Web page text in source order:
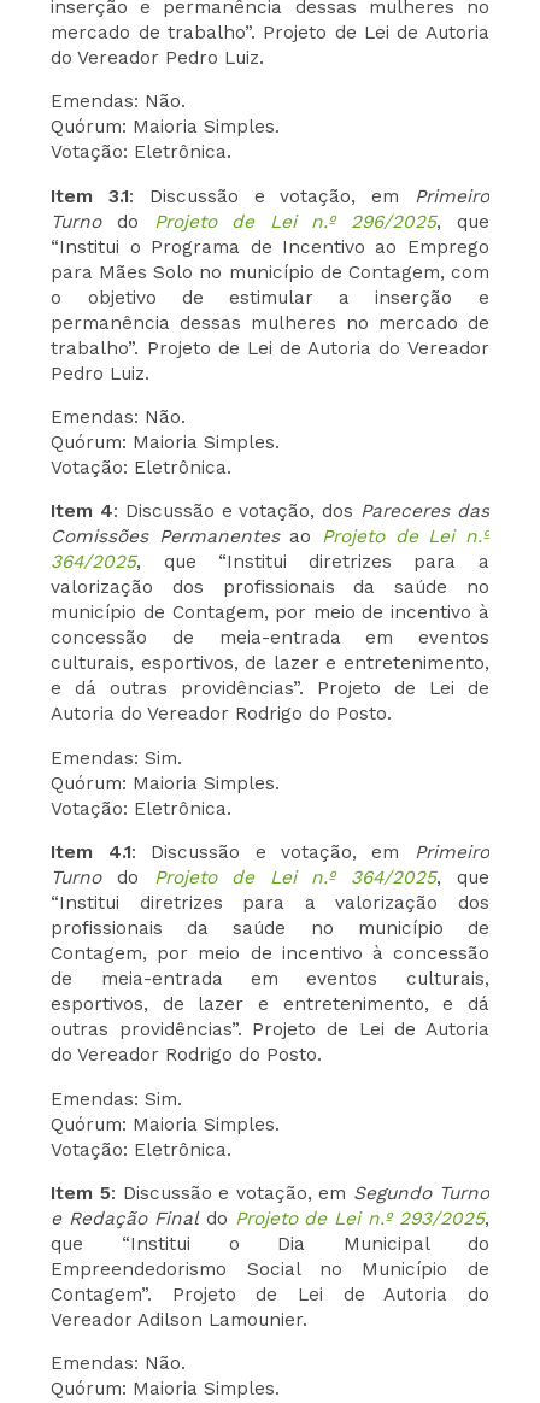
inserção e permanência dessas mulheres no
mercado de trabalho”. Projeto de Lei de Autoria
do Vereador Pedro Luiz.
Emendas: Não.
Quórum: Maioria Simples.
Votação: Eletrônica.
Item 3.1: Discussão e votação, em Primeiro
Turnodo Projeto de Lei n.º 296/2025, que
“Institui o Programa de Incentivo ao Emprego
para Mães Solo no município de Contagem, com
o objetivo de estimular a inserção e
permanência dessas mulheres no mercado de
trabalho”. Projeto de Lei de Autoria do Vereador
Pedro Luiz.
Emendas: Não.
Quórum: Maioria Simples.
Votação: Eletrônica.
Item 4: Discussão e votação, dos Pareceres das
Comissões Permanentes ao Projeto de Lei n.º
364/2025, que “Institui diretrizes para a
valorização dos profissionais da saúde no
município de Contagem, por meio de incentivo à
concessão de meia-entrada em eventos
culturais, esportivos, de lazer e entretenimento,
e dá outras providências”. Projeto de Lei de
Autoria do Vereador Rodrigo do Posto.
Emendas: Sim.
Quórum: Maioria Simples.
Votação: Eletrônica.
Item 4.1: Discussão e votação, em Primeiro
Turnodo Projeto de Lei n.º 364/2025, que
“Institui diretrizes para a valorização dos
profissionais da saúde no município de
Contagem, por meio de incentivo à concessão
de meia-entrada em eventos culturais,
esportivos, de lazer e entretenimento, e dá
outras providências”. Projeto de Lei de Autoria
do Vereador Rodrigo do Posto.
Emendas: Sim.
Quórum: Maioria Simples.
Votação: Eletrônica.
Item 5: Discussão e votação, em Segundo Turno
e Redação Finaldo Projeto de Lei n.º 293/2025,
que “Institui o Dia Municipal do
Empreendedorismo Social no Município de
Contagem”. Projeto de Lei de Autoria do
Vereador Adilson Lamounier.
Emendas: Não.
Quórum: Maioria Simples.